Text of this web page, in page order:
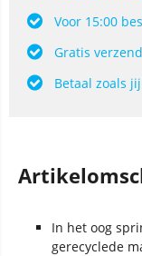
Voor 15:00
Gratis
Betaal zoals
In het oog
gerecyclede